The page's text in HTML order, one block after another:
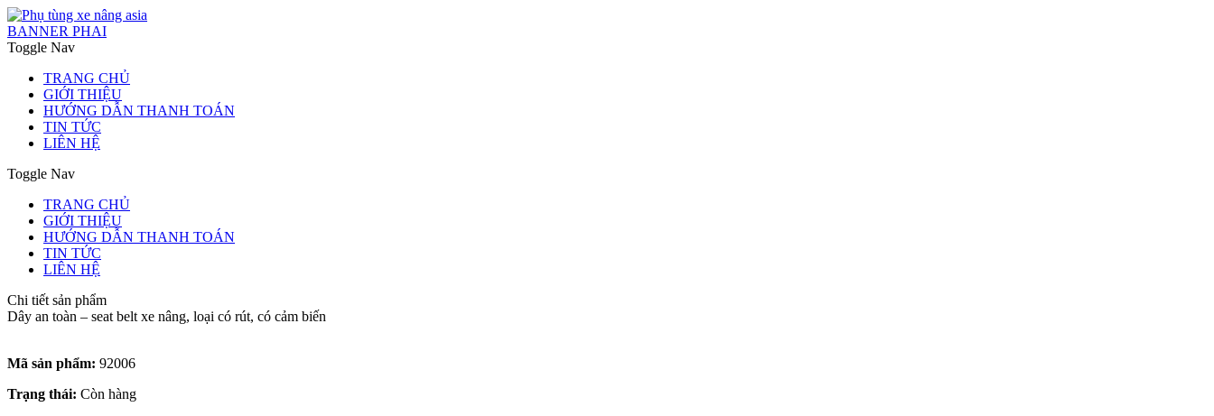
BANNER PHAI
Toggle Nav
TRANG CHỦ
GIỚI THIỆU
HƯỚNG DẪN THANH TOÁN
TIN TỨC
LIÊN HỆ
Toggle Nav
TRANG CHỦ
GIỚI THIỆU
HƯỚNG DẪN THANH TOÁN
TIN TỨC
LIÊN HỆ
Chi tiết sản phẩm
Dây an toàn – seat belt xe nâng, loại có rút, có cảm biến
Mã sản phẩm: 92006
Trạng thái: Còn hàng